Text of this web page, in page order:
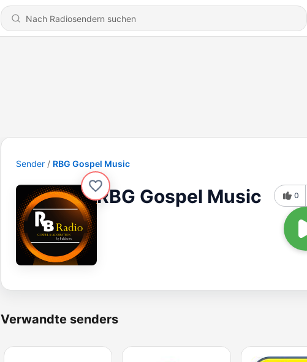
Sender RBG Gospel Music
RBG Gospel Music 0
Verwandte senders